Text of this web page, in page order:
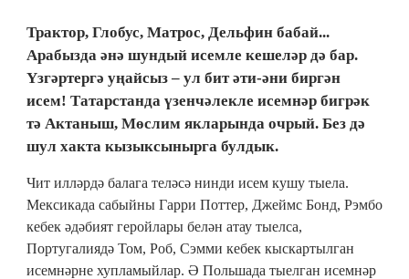
Трактор, Глобус, Матрос, Дельфин бабай...
Арабызда әнә шундый исемле кешеләр дә бар.
Үзгәртергә уңайсыз – ул бит әти-әни биргән
исем! Татарстанда үзенчәлекле исемнәр бигрәк
тә Актаныш, Мөслим якларында очрый. Без дә
шул хакта кызыксынырга булдык.
Чит илләрдә балага теләсә нинди исем кушу тыела.
Мексикада сабыйны Гарри Поттер, Джеймс Бонд, Рэмбо
кебек әдә­бият геройлары белән атау тыелса,
Португалиядә Том, Роб, Сэмми кебек кыскартылган
исем­нәрне хупламыйлар. Ә Польшада тыелган исемнәр